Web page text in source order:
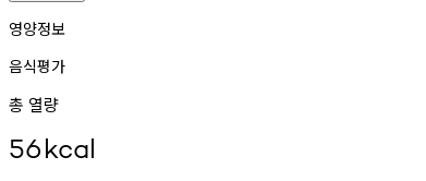
영양정보
음식평가
총 열량
56kcal